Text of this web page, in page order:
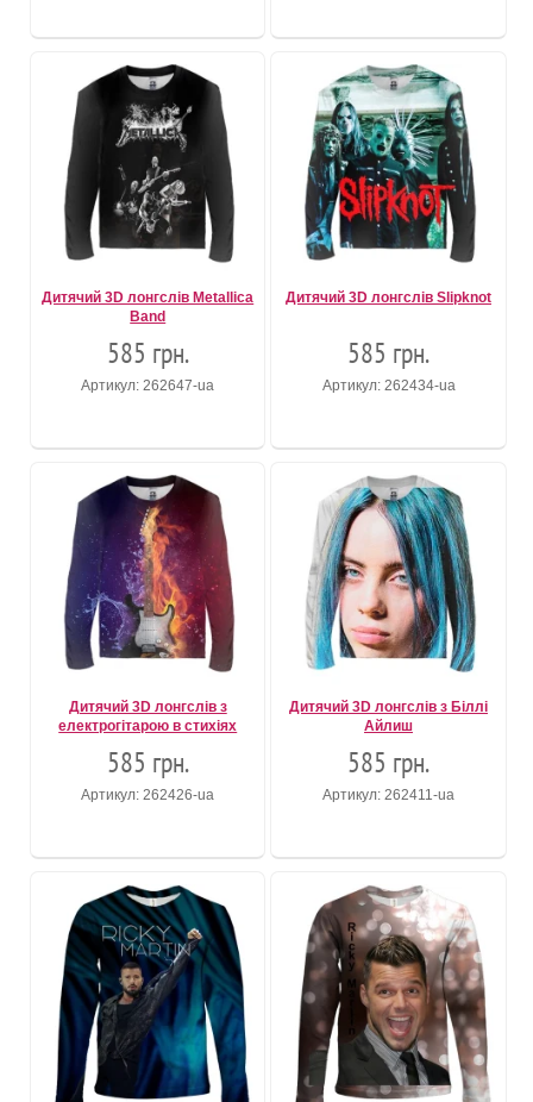
Дитячий 3D лонгслів Metallica
Band
585 грн.
Артикул: 262647-ua
Дитячий 3D лонгслів Slipknot
585 грн.
Артикул: 262434-ua
Дитячий 3D лонгслів з
електрогітарою в стихіях
585 грн.
Артикул: 262426-ua
Дитячий 3D лонгслів з Біллі
Айлиш
585 грн.
Артикул: 262411-ua